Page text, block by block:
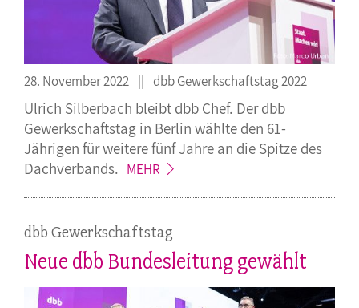
28. November 2022 dbb Gewerkschaftstag 2022
Ulrich Silberbach bleibt dbb Chef. Der dbb
Gewerkschaftstag in Berlin wählte den 61-
Jährigen für weitere fünf Jahre an die Spitze des
Dachverbands. MEHR
dbb Gewerkschaftstag
Neue dbb Bundesleitung gewählt